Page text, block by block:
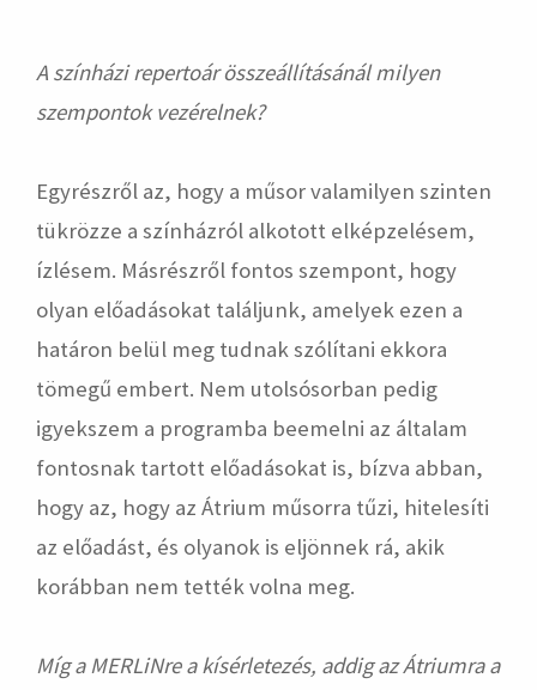
A színházi repertoár összeállításánál milyen
szempontok vezérelnek?
Egyrészről az, hogy a műsor valamilyen szinten
tükrözze a színházról alkotott elképzelésem,
ízlésem. Másrészről fontos szempont, hogy
olyan előadásokat találjunk, amelyek ezen a
határon belül meg tudnak szólítani ekkora
tömegű embert. Nem utolsósorban pedig
igyekszem a programba beemelni az általam
fontosnak tartott előadásokat is, bízva abban,
hogy az, hogy az Átrium műsorra tűzi, hitelesíti
az előadást, és olyanok is eljönnek rá, akik
korábban nem tették volna meg.
Míg a MERLiNre a kísérletezés, addig az Átriumra a